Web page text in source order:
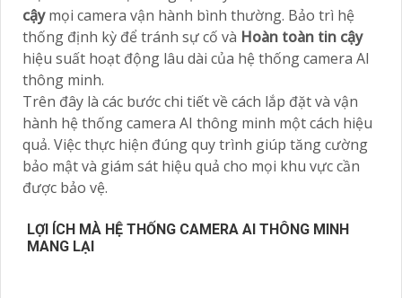
cậymọi camera vận hành bình thường. Bảo trì hệ
thống định kỳ để tránh sự cố và Hoàn toàn tin cậy
hiệu suất hoạt động lâu dài của hệ thống camera AI
thông minh.
Trên đây là các bước chi tiết về cách lắp đặt và vận
hành hệ thống camera AI thông minh một cách hiệu
quả. Việc thực hiện đúng quy trình giúp tăng cường
bảo mật và giám sát hiệu quả cho mọi khu vực cần
được bảo vệ.
LỢI ÍCH MÀ HỆ THỐNG CAMERA AI THÔNG MINH
MANG LẠI